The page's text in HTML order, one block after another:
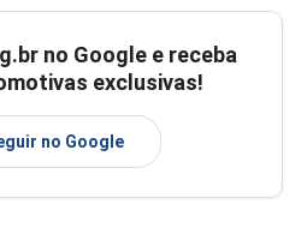
no Google e receba
exclusivas!
no Google